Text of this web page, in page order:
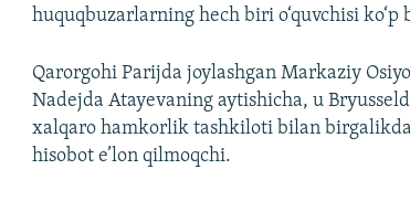
huquqbuzarlarning hech biri o‘quvchisi ko‘p
Qarorgohi Parijda joylashgan Markaziy
Nadejda Atayevaning aytishicha, u
xalqaro hamkorlik tashkiloti bilan
hisobot e’lon qilmoqchi.